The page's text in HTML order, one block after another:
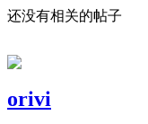
还没有相关的帖子
orivi